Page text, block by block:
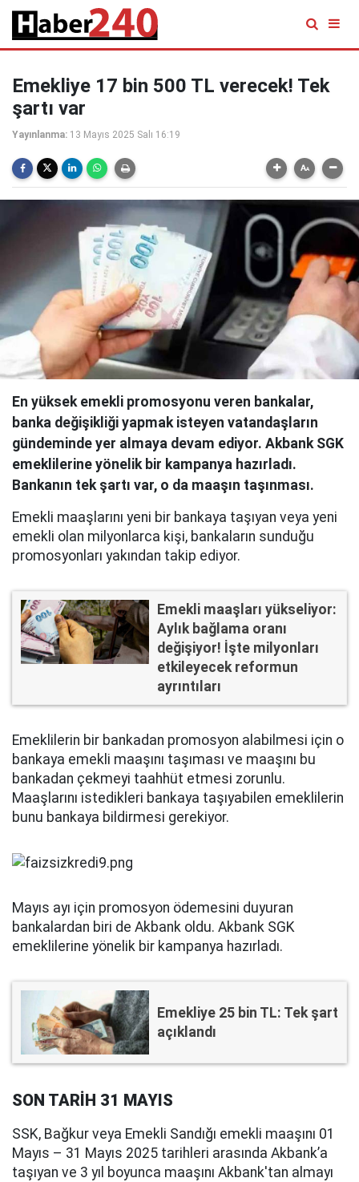
Emekliye 17 bin 500 TL verecek! Tek
şartı var
Yayınlanma: 13 Mayıs 2025 Salı 16:19
En yüksek emekli promosyonu veren bankalar,
banka değişikliği yapmak isteyen vatandaşların
gündeminde yer almaya devam ediyor. Akbank SGK
emeklilerine yönelik bir kampanya hazırladı.
Bankanın tek şartı var, o da maaşın taşınması.
Emekli maaşlarını yeni bir bankaya taşıyan veya yeni
emekli olan milyonlarca kişi, bankaların sunduğu
promosyonları yakından takip ediyor.
Emekli maaşları yükseliyor:
Aylık bağlama oranı
değişiyor! İşte milyonları
etkileyecek reformun
ayrıntıları
Emeklilerin bir bankadan promosyon alabilmesi için o
bankaya emekli maaşını taşıması ve maaşını bu
bankadan çekmeyi taahhüt etmesi zorunlu.
Maaşlarını istedikleri bankaya taşıyabilen emeklilerin
bunu bankaya bildirmesi gerekiyor.
Mayıs ayı için promosyon ödemesini duyuran
bankalardan biri de Akbank oldu. Akbank SGK
emeklilerine yönelik bir kampanya hazırladı.
Emekliye 25 bin TL: Tek şart
açıklandı
SON TARİH 31 MAYIS
SSK, Bağkur veya Emekli Sandığı emekli maaşını 01
Mayıs – 31 Mayıs 2025 tarihleri arasında Akbank’a
taşıyan ve 3 yıl boyunca maaşını Akbank'tan almayı